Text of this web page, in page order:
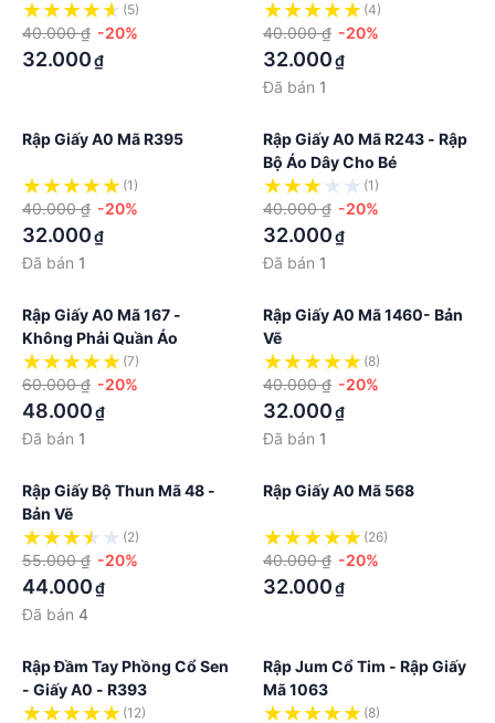
(5)
40.000 ₫ -20%
32.000₫
(4)
40.000 ₫ -20%
32.000₫
Đã bán 1
Rập Giấy A0 Mã R395
(1)
40.000 ₫ -20%
32.000₫
Đã bán 1
Rập Giấy A0 Mã R243 - Rập
Bộ Áo Dây Cho Bé
(1)
40.000 ₫ -20%
32.000₫
Đã bán 1
Rập Giấy A0 Mã 167 -
Không Phải Quần Áo
(7)
60.000 ₫ -20%
48.000₫
Đã bán 1
Rập Giấy A0 Mã 1460- Bản
Vẽ
(8)
40.000 ₫ -20%
32.000₫
Đã bán 1
Rập Giấy Bộ Thun Mã 48 -
Bản Vẽ
(2)
55.000 ₫ -20%
44.000₫
Đã bán 4
Rập Giấy A0 Mã 568
(26)
40.000 ₫ -20%
32.000₫
Rập Đầm Tay Phồng Cổ Sen
- Giấy A0 - R393
(12)
Rập Jum Cổ Tim - Rập Giấy
Mã 1063
(8)